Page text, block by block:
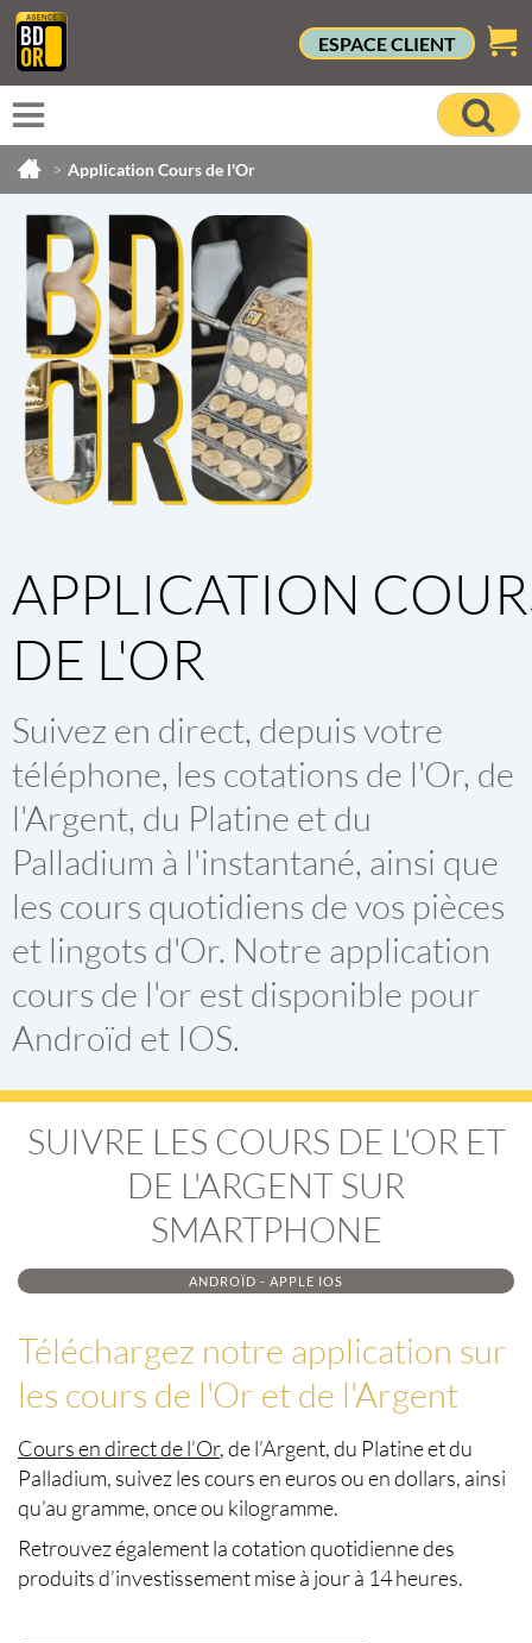
ESPACE CLIENT
> Application Cours de l'Or
APPLICATION
DE L'OR
Suivez en direct, depuis votre
téléphone, les cotations de l'Or, de
l'Argent, du Platine et du
Palladium à l'instantané, ainsi que
les cours quotidiens de vos pièces
et lingots d'Or. Notre application
cours de l'or est disponible pour
Androïd et IOS.
SUIVRE LES COURS DE L'OR ET
DE L'ARGENT SUR
SMARTPHONE
ANDROÏD - APPLE IOS
Téléchargez notre application sur
les cours de l'Or et de l'Argent
Cours en direct de l’Or, de l’Argent, du Platine et du
Palladium, suivez les cours en euros ou en dollars, ainsi
qu’au gramme, once ou kilogramme.
Retrouvez également la cotation quotidienne des
produits d’investissement mise à jour à 14 heures.